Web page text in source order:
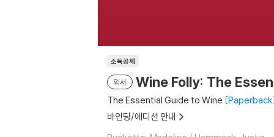
소득공제
외서 Wine Folly: The
The Essential Guide to Wine Paperback
바인딩/에디션 안내